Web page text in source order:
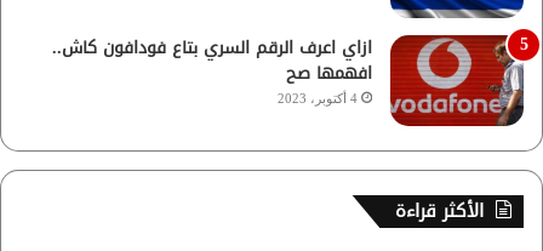
ازاي اعرف الرقم السري بتاع فودافون كاش..
افهمها صح
4 أكتوبر، 2023
الأكثر قراءة